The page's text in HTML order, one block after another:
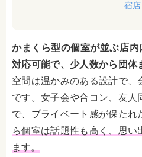
宿店
かまくら型の個室が並ぶ店
対応可能で、少人数から団体
空間は温かみのある設計で
です。女子会や合コン、友人
で、プライベート感が保たれ
ら個室は話題性も高く、思
ます。